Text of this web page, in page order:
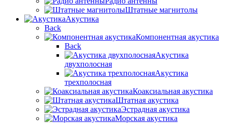
Штатные магнитолы
Акустика
Back
Компонентная акустика
Back
Акустика
двухполосная
Акустика
трехполосная
Коаксиальная акустика
Штатная акустика
Эстрадная акустика
Морская акустика